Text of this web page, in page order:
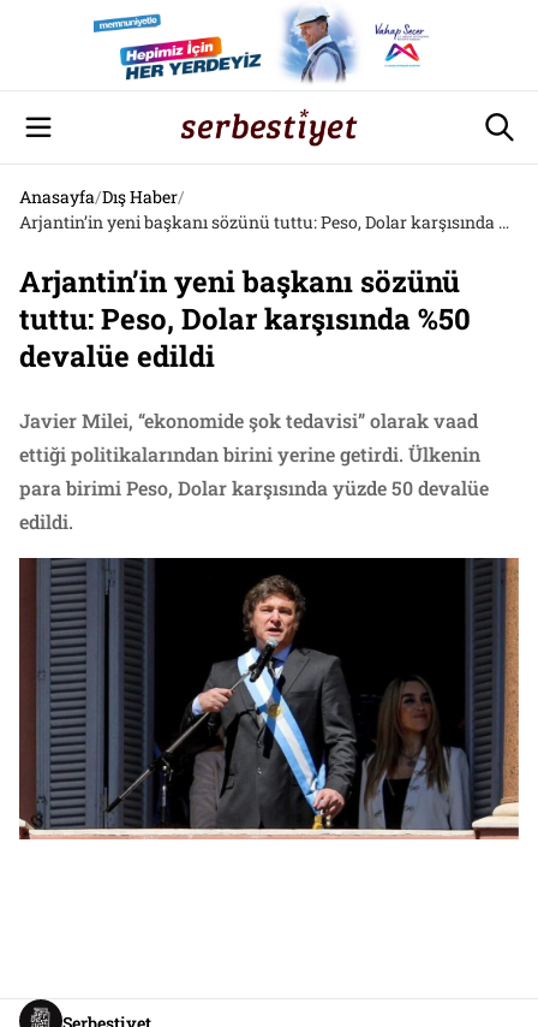
Anasayfa/Dış Haber/
Arjantin’in yeni başkanı sözünü tuttu: Peso, Dolar karşısında %50 devalüe edildi
Arjantin’in yeni başkanı sözünü
tuttu: Peso, Dolar karşısında %50
devalüe edildi
Javier Milei, “ekonomide şok tedavisi” olarak vaad
ettiği politikalarından birini yerine getirdi. Ülkenin
para birimi Peso, Dolar karşısında yüzde 50 devalüe
edildi.
Serbestiyet